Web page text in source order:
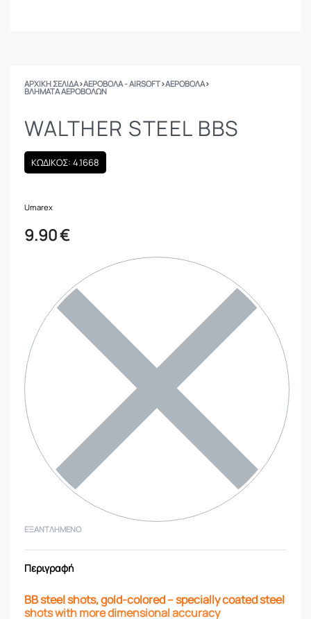
ΑΡΧΙΚΉ ΣΕΛΊΔΑ›ΑΕΡΟΒΟΛΑ - AIRSOFT›ΑΕΡΟΒΟΛΑ›
ΒΛΉΜΑΤΑ ΑΕΡΟΒΌΛΩΝ
WALTHER STEEL BBS
ΚΩΔΙΚΟΣ: 4.1668
Umarex
9.90€
ΕΞΑΝΤΛΗΜΈΝΟ
Περιγραφή
BB steel shots, gold-colored – specially coated steel
shots with more dimensional accuracy